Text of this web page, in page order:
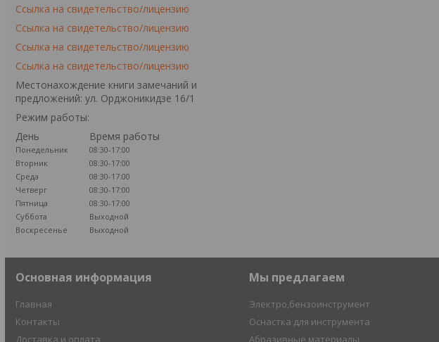
Ссылка на свидетельство/лицензию
Ссылка на свидетельство/лицензию
Ссылка на свидетельство/лицензию
Ссылка на свидетельство/лицензию
Местонахождение книги замечаний и
предложений: ул. Орджоникидзе 16/1
Режим работы:
День
Время работы
Понедельник
08:30-17:00
Вторник
08:30-17:00
Среда
08:30-17:00
Четверг
08:30-17:00
Пятница
08:30-17:00
Суббота
Выходной
Воскресенье
Выходной
Основная информация
Главная
Контакты
Доставка и оплата
Мы предлагаем
Электро,бензоинструмент
Оснастка для инструмента
Абразивные материалы